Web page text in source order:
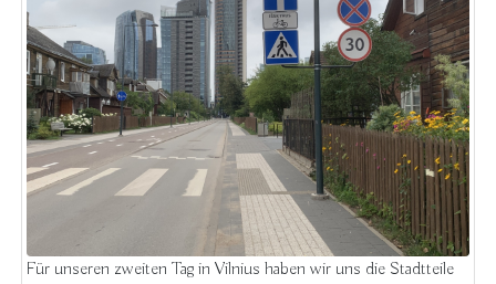
Für unseren zweiten Tag in Vilnius haben wir uns die Stadtteile